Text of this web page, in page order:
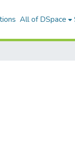
All of DSpace